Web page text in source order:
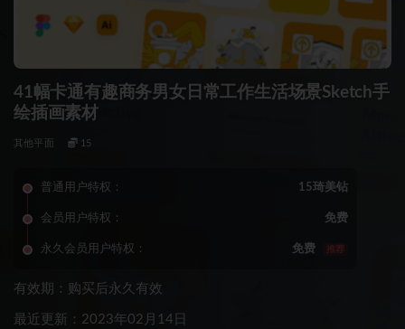
41幅卡通有趣商务男女日常工作生活场景Sketch手
绘插画素材
其他平面 15
普通用户特权： 15琦美钻
会员用户特权： 免费
永久会员用户特权： 免费 推荐
有效期：购买后永久有效
最近更新：2023年02月14日